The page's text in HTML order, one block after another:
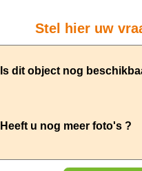
Stel hier uw